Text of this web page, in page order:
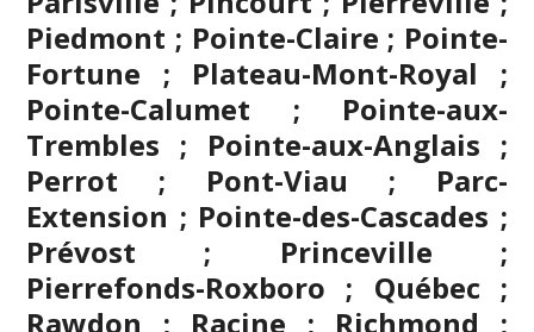
Piedmont ; Pointe-Claire ; Pointe-
Fortune ; Plateau-Mont-Royal ;
Pointe-Calumet ; Pointe-aux-
Trembles ; Pointe-aux-Anglais ;
Perrot ; Pont-Viau ; Parc-
Extension ; Pointe-des-Cascades ;
Prévost ; Princeville ;
Pierrefonds-Roxboro ; Québec ;
Rawdon ; Racine ; Richmond ;